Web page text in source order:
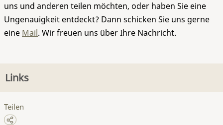
uns und anderen teilen möchten, oder haben Sie eine
Ungenauigkeit entdeckt? Dann schicken Sie uns gerne
eine Mail. Wir freuen uns über Ihre Nachricht.
Links
Teilen